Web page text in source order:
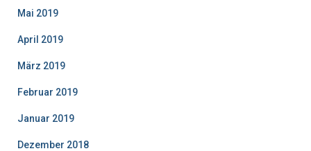
Mai 2019
April 2019
März 2019
Februar 2019
Januar 2019
Dezember 2018